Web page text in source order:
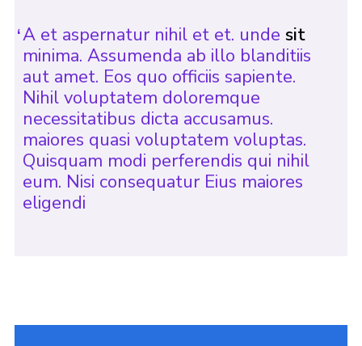
A et aspernatur nihil et et. unde sit
minima. Assumenda ab illo blanditiis
aut amet. Eos quo officiis sapiente.
Nihil voluptatem doloremque
necessitatibus dicta accusamus.
maiores quasi voluptatem voluptas.
Quisquam modi perferendis qui nihil
eum. Nisi consequatur Eius maiores
eligendi